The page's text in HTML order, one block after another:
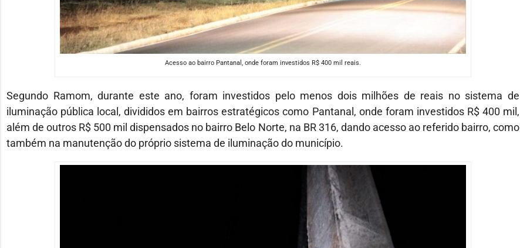
Acesso ao bairro Pantanal, onde foram investidos R$ 400 mil reais.
Segundo Ramom, durante este ano, foram investidos pelo menos dois milhões de reais no sistema de
iluminação pública local, divididos em bairros estratégicos como Pantanal, onde foram investidos R$ 400 mil,
além de outros R$ 500 mil dispensados no bairro Belo Norte, na BR 316, dando acesso ao referido bairro, como
também na manutenção do próprio sistema de iluminação do município.